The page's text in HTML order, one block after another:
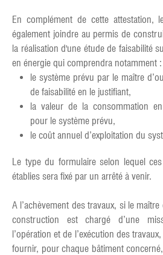
En complément de cette attestation,
également joindre au permis de
la réalisation d'une étude de faisabilité
en énergie qui comprendra notamment :
le système prévu par le maître
de faisabilité en le justifiant,
la valeur de la consommation
pour le système prévu,
le coût annuel d’exploitation du
Le type du formulaire selon lequel
établies sera fixé par un arrêté à venir.
A l’achèvement des travaux, si le
construction est chargé d’une
l’opération et de l’exécution des
fournir, pour chaque bâtiment